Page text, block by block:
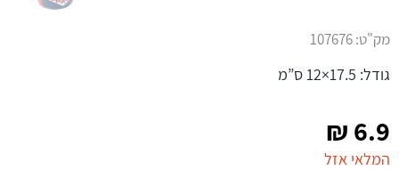
6.9
₪
המלאי אזל
מק"ט:107676
גודל: 17.5×12 ס”מ